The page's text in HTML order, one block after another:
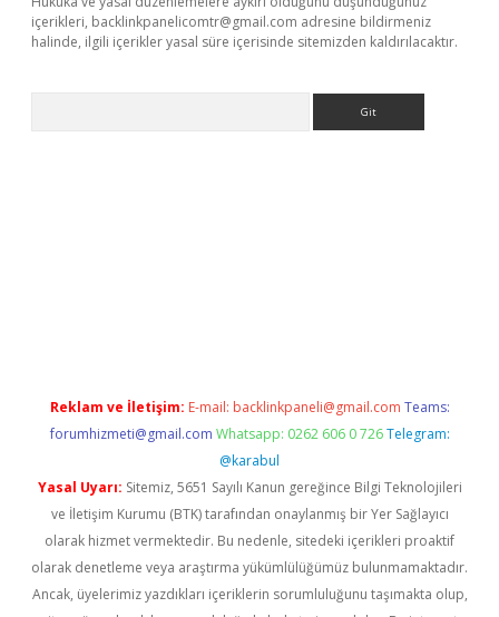
içerikleri, backlinkpanelicomtr@gmail.com adresine bildirmeniz
halinde, ilgili içerikler yasal süre içerisinde sitemizden kaldırılacaktır.
Reklam ve İletişim: E-mail: backlinkpaneli@gmail.com Teams:
forumhizmeti@gmail.com Whatsapp: 0262 606 0 726 Telegram:
@karabul
Yasal Uyarı: Sitemiz, 5651 Sayılı Kanun gereğince Bilgi Teknolojileri
ve İletişim Kurumu (BTK) tarafından onaylanmış bir Yer Sağlayıcı
olarak hizmet vermektedir. Bu nedenle, sitedeki içerikleri proaktif
olarak denetleme veya araştırma yükümlülüğümüz bulunmamaktadır.
Ancak, üyelerimiz yazdıkları içeriklerin sorumluluğunu taşımakta olup,